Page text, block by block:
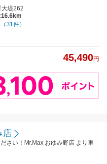
大堤262
:16.6km
（31件）
45,490円
店
さい！Mr.Max おゆみ野店 より車